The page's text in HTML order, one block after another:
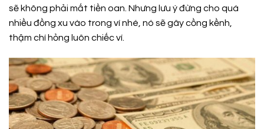
sẽ không phải mất tiền oan. Nhưng lưu ý đừng cho quá
nhiều đồng xu vào trong ví nhé, nó sẽ gây cồng kềnh,
thậm chí hỏng luôn chiếc ví.